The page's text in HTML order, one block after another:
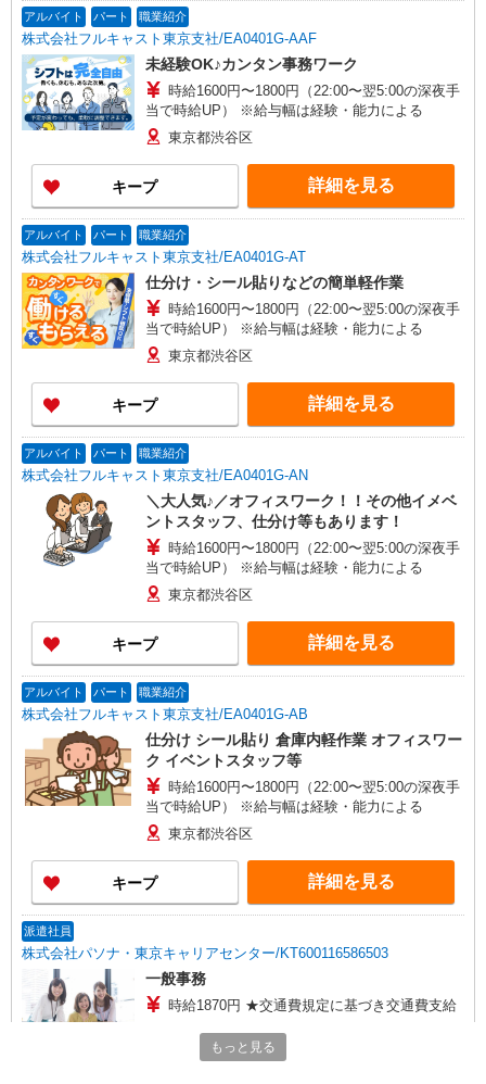
アルバイト パート 職業紹介
株式会社フルキャスト東京支社/EA0401G-AAF
未経験OK♪カンタン事務ワーク
時給1600円〜1800円（22:00〜翌5:00の深夜手
当で時給UP） ※給与幅は経験・能力による
東京都渋谷区
キープ 詳細を見る
アルバイト パート 職業紹介
株式会社フルキャスト東京支社/EA0401G-AT
仕分け・シール貼りなどの簡単軽作業
時給1600円〜1800円（22:00〜翌5:00の深夜手
当で時給UP） ※給与幅は経験・能力による
東京都渋谷区
キープ 詳細を見る
アルバイト パート 職業紹介
株式会社フルキャスト東京支社/EA0401G-AN
＼大人気♪／オフィスワーク！！その他イメベ
ントスタッフ、仕分け等もあります！
時給1600円〜1800円（22:00〜翌5:00の深夜手
当で時給UP） ※給与幅は経験・能力による
東京都渋谷区
キープ 詳細を見る
アルバイト パート 職業紹介
株式会社フルキャスト東京支社/EA0401G-AB
仕分け シール貼り 倉庫内軽作業 オフィスワー
ク イベントスタッフ等
時給1600円〜1800円（22:00〜翌5:00の深夜手
当で時給UP） ※給与幅は経験・能力による
東京都渋谷区
キープ 詳細を見る
派遣社員
株式会社パソナ・東京キャリアセンター/KT600116586503
一般事務
時給1870円 ★交通費規定に基づき交通費支給
東京都渋谷区（表参道駅）
もっと見る